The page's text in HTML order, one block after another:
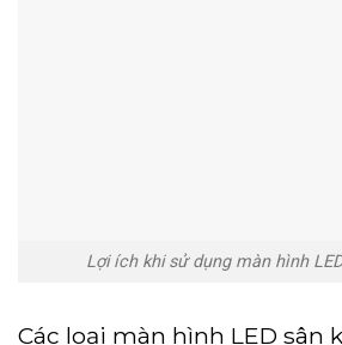
Lợi ích khi sử dụng màn hình
Các loại màn hình LED sân